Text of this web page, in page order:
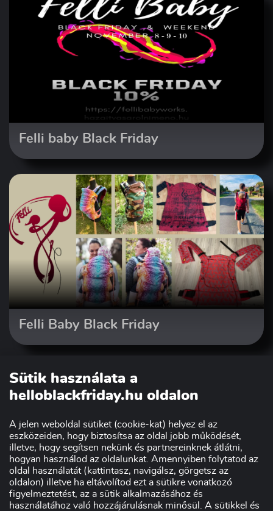
Felli baby Black Friday
Felli Baby Black Friday
Sütik használata a
helloblackfriday.hu oldalon
A jelen weboldal sütiket (cookie-kat) helyez el az
eszközeiden, hogy biztosítsa az oldal jobb működését,
illetve, hogy segítsen nekünk és partnereinknek átlátni,
hogyan használod az oldalunkat. Amennyiben folytatod az
oldal használatát (kattintasz, navigálsz, görgetsz az
oldalon) illetve ha eltávolítod ezt a sütikre vonatkozó
figyelmeztetést, az a sütik alkalmazásához és
használatához való hozzájárulásnak minősül. A sütikkel és
Szakmai partnerünk: